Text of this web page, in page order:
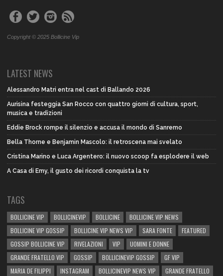
Copyright © 2025 Bollicine Vip
LATEST NEWS
Alessandro Matri entra nel cast di Ballando 2026
Aurisina festeggia San Rocco con quattro giorni di cultura, sport,
musica e tradizioni
Eddie Brock rompe il silenzio e accusa il mondo di Sanremo
Bella Thorne e Benjamin Mascolo: il retroscena mai svelato
Cristina Marino e Luca Argentero: il nuovo scoop fa esplodere il web
A Casa di Emy, il gusto dei ricordi conquista la tv
TAGS
BOLLICINE VIP BOLLICINEVIP BOLLICINE
BOLLICINE VIP NEWS
BOLLICINE VIP GOSSIP
BOLLICINE VIP NEWS VIP SARA FONTE
FEATURED
GOSSIP BOLLICINE VIP
RIVELAZIONI VIP
UOMINI E DONNE
GRANDE FRATELLO VIP
GOSSIP BOLLICINEVIP GOSSIP
GF VIP
MARIA DE FILIPPI
INSTAGRAM BOLLICINEVIP NEWS VIP GRANDE FRATELLO